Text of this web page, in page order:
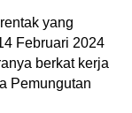
yang
Februari 2024
berkat kerja
Pemungutan